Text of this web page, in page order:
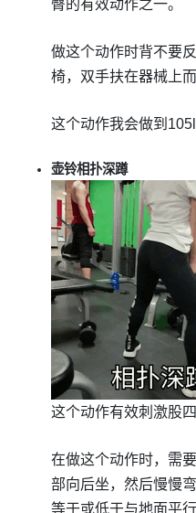
臀的有效动作之一。
做这个动作时背不要
椅，双手扶在器械上
这个动作我会做到
壶铃相扑深蹲
这个动作有效刺激股
在做这个动作时，需
部向后坐，然后慢慢
等于或低于与地面平